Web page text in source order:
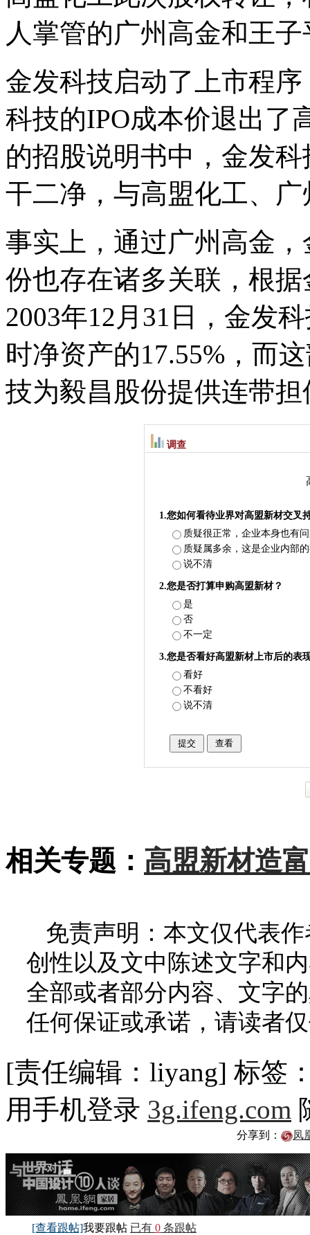
人掌管的广州高金和王
金发科技启动了上市程
科技的IPO成本价退出了
的招股说明书中，金发
干二净，与高盟化工、
事实上，通过广州高金
份也存在诸多关联，根
2003年12月31日，金发
时净资产的17.55%，而
技为毅昌股份提供连带
调查
1.您如何看待业界对高盟新材交叉
质疑很正常，企业本身也有
质疑属多余，这是企业内部
说不清
2.您是否打算申购高盟新材？
是
否
不一定
3.您是否看好高盟新材上市后的表
看好
不看好
说不清
相关专题： 高盟新材造
免责声明：本文仅代表
创性以及文中陈述文字和
全部或者部分内容、文字
任何保证或承诺，请读者
[责任编辑：liyang] 标签
用手机登录 3g.ifeng.com
分享到： 凤
[查看跟帖]我要跟帖 已有 0 条跟帖